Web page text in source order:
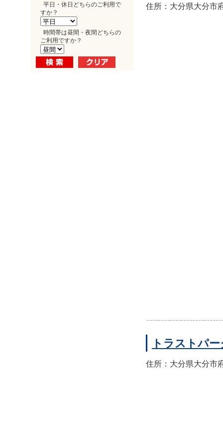
平日・休日どちらのご利用で
すか？
時間帯は昼間・夜間どちらの
ご利用ですか？
住所：大分県大分市
トラストパ
住所：大分県大分市